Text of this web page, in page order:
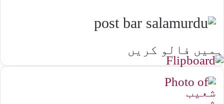
ہمیں فالو کریں